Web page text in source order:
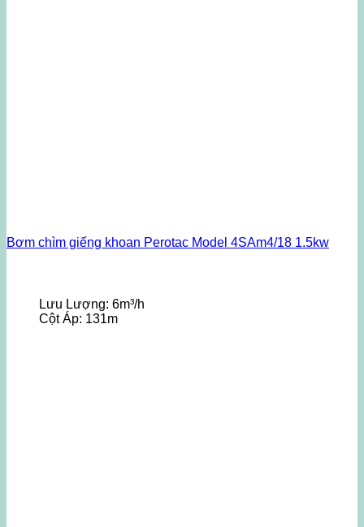
Bơm chìm giếng khoan Perotac Model 4SAm4/18 1.5kw
Lưu Lượng: 6m³/h
Cột Áp: 131m